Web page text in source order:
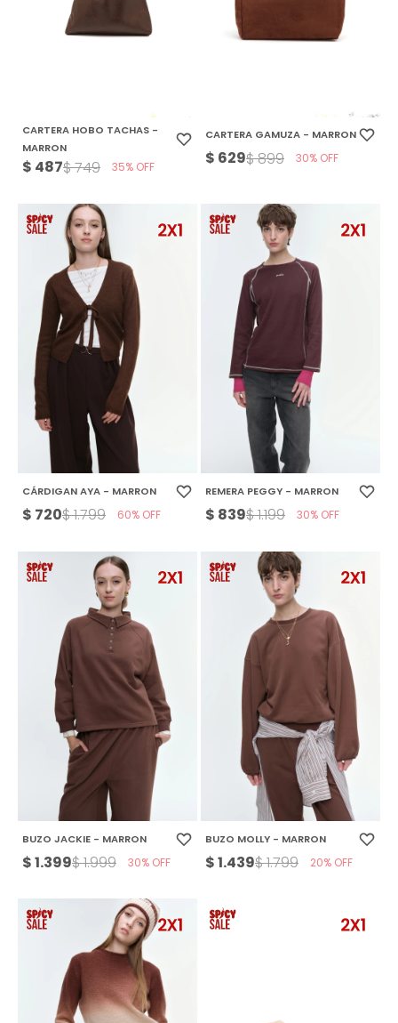
CARTERA HOBO TACHAS -
MARRON
$ 487$749 35
CARTERA GAMUZA - MARRON
$ 629$899 30
CÁRDIGAN AYA - MARRON
$ 720$1.799 60
REMERA PEGGY - MARRON
$ 839$1.199 30
BUZO JACKIE - MARRON
$1.399$1.999 30
BUZO MOLLY - MARRON
$1.439$1.799 20